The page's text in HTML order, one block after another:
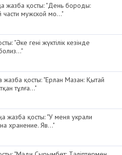
жазба қосты: "День бороды:
мужской мо..."
"Әке гені жүктілік кезінде
жазба қосты: "Ерлан Мазан: Қытай
тұлға..."
жазба қосты: "У меня украли
хранение. Яв..."